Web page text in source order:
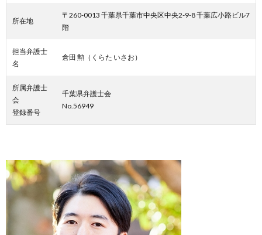
所在地
〒260-0013 千葉県千葉市中央区中央2-9-8 千葉広小路ビル7
階
担当弁護士
名
倉田 勲（くらた いさお）
所属弁護士
会
登録番号
千葉県弁護士会
No.56949